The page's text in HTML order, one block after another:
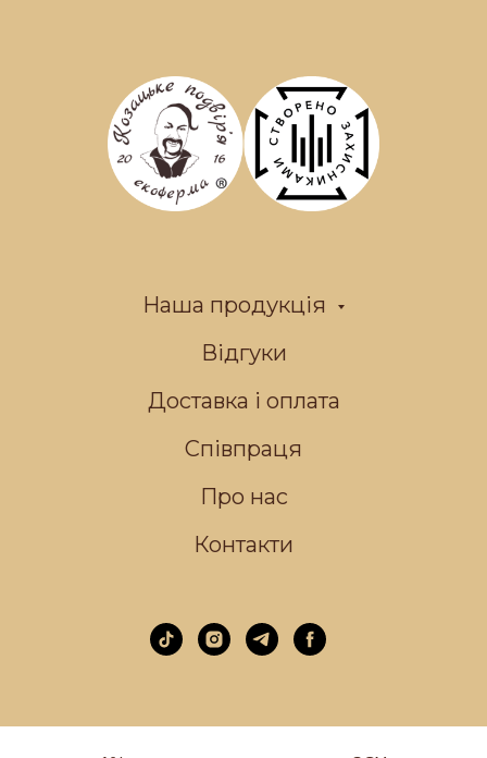
Наша продукція
Відгуки
Доставка і оплата
Співпраця
Про нас
Контакти